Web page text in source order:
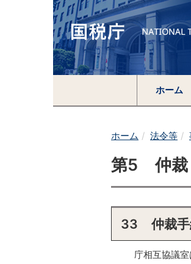
ホーム
ホーム 法令等
第5 仲裁
33 仲裁手
庁相互協議